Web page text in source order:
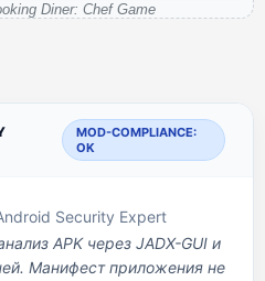
Diner: Chef Game
MOD-COMPLIANCE:
OK
Security Expert
APK через JADX-GUI и
Манифест приложения не